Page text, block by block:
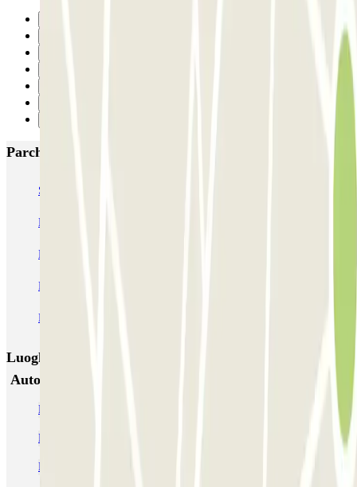
Parcheggi più popolari a Roma
SABA Piazza di Spagna - Villa Borghese
Esquilino (Roma)
PARK ROMA COLOMBO
MUOVIAMO Parioli
MUOVIAMO Pinciano
Luoghi ed eventi che potrebbero interessarti vicino a
Autorimessa Boccea di Carlo Angiolino
Parcheggi alla stazione di metro di Cornelia
Parcheggi alla stazione di metro di Baldo degli Ubaldi
Prenota parcheggio vicino a Via Aurelia